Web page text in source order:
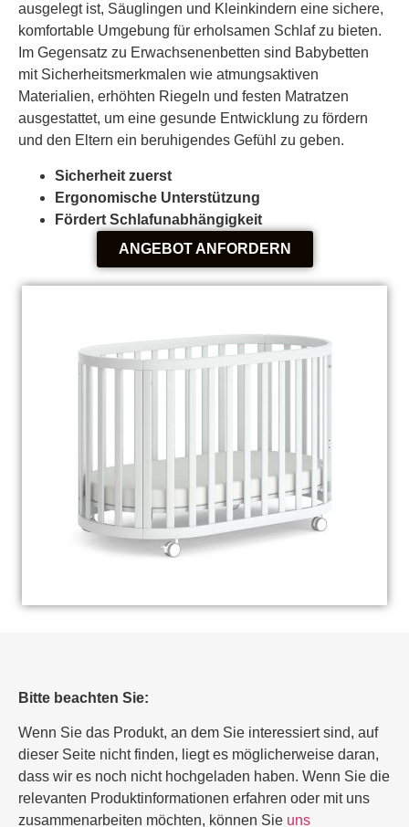
ausgelegt ist, Säuglingen und Kleinkindern eine sichere,
komfortable Umgebung für erholsamen Schlaf zu bieten.
Im Gegensatz zu Erwachsenenbetten sind Babybetten
mit Sicherheitsmerkmalen wie atmungsaktiven
Materialien, erhöhten Riegeln und festen Matratzen
ausgestattet, um eine gesunde Entwicklung zu fördern
und den Eltern ein beruhigendes Gefühl zu geben.
Sicherheit zuerst
Ergonomische Unterstützung
Fördert Schlafunabhängigkeit
ANGEBOT ANFORDERN
Bitte beachten Sie:
Wenn Sie das Produkt, an dem Sie interessiert sind, auf
dieser Seite nicht finden, liegt es möglicherweise daran,
dass wir es noch nicht hochgeladen haben. Wenn Sie die
relevanten Produktinformationen erfahren oder mit uns
zusammenarbeiten möchten, können Sie uns